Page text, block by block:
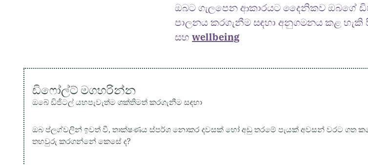
ඔබට ගැලපෙන ආකාරයට දෛනිකව ඔබගේ
පාලනය කරගැනීම සඳහා අනුගමනය කළ හැකි
සහwellbeing
ඩිෆෝල්ට් මගහරින්න
ඔබේ ඩිජිටල් යහපැවැත්ම ශක්තිමත් කරගැනීම සඳහා
ඔබ ප්ලග්වලින් ඉවත් වී, තාක්ෂණය ස්පර්ශ නොකර දවසක් හෝ අඩු තරමේ පැයක් අවසන් වරට ගත
තහවුරු කරගන්නේ කෙසේ ද?